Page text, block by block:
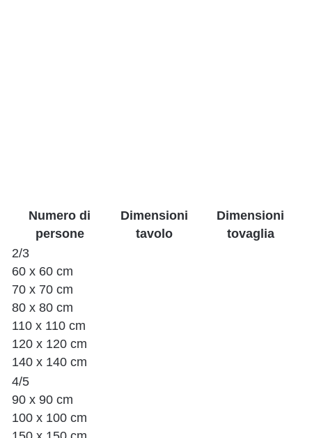
Numero di
persone
Dimensioni
tavolo
Dimensioni
tovaglia
2/3
60 x 60 cm
70 x 70 cm
80 x 80 cm
110 x 110 cm
120 x 120 cm
140 x 140 cm
4/5
90 x 90 cm
100 x 100 cm